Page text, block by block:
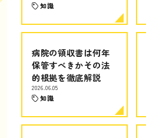
知識
病院の領収書は何年
保管すべきかその法
的根拠を徹底解説
2026.06.05
知識